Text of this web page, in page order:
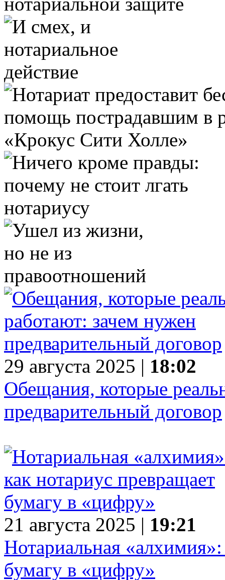
29 августа 2025 | 18:02
Обещания, которые
предварительный договор
21 августа 2025 | 19:21
Нотариальная
бумагу в «цифру»